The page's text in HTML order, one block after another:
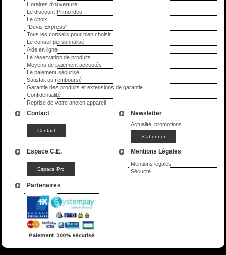
Horaires d'ouverture
Le discount Primo ideo
Le choix
"Devis Express"
Tous les conseils pour bien choisir...
Le conseil personnalisé
Aide en ligne
La réservation de produits
Moyens de paiement acceptés
Le paiement sécurisé
Satisfait ou remboursé
Garantie des produits et extensions de garantie
Confidentialité
Reprise de votre ancien appareil
Contact Newsletter
Actualité, promotions...
Espace C.E. Mentions Légales
Mentions légales
Sécurité
Partenaires